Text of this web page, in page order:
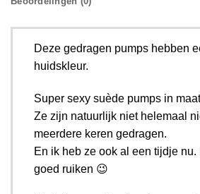
Deze gedragen pumps hebben
huidskleur.
Super sexy suède pumps in
Ze zijn natuurlijk niet helemaal
meerdere keren gedragen.
En ik heb ze ook al een tijdje nu.
goed ruiken 😉